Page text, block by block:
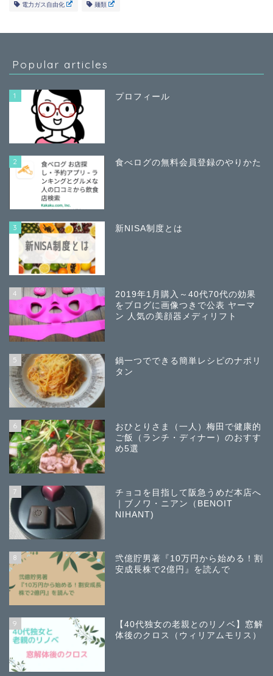
電力ガス自由化 麺類
Popular articles
1 プロフィール
2 食べログの無料会員登録のやりかた
3 新NISA制度とは
4
2019年1月購入～40代70代の効果
をブログに画像つきで公表 ヤーマ
ン 人気の美顔器メディリフト
5
鍋一つでできる簡単レシピのナポリ
タン
6
おひとりさま（一人）梅田で健康的
ご飯（ランチ・ディナー）のおすす
め5選
7
チョコを目指して阪急うめだ本店へ
｜ブノワ・ニアン（BENOIT
NIHANT)
8
弐億貯男著『10万円から始める！割
安成長株で2億円』を読んで
9
【40代独女の老親とのリノベ】窓解
体後のクロス（ウィリアムモリス）